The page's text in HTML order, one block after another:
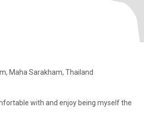
Maha Sarakham, Thailand
with and enjoy being myself the